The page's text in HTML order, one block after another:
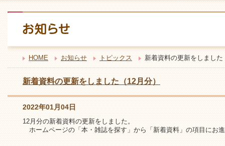
HOME お知らせ トピックス 新着資料の更新をしました
新着資料の更新をしました（12月分）
2022年01月04日
12月分の新着資料の更新をしました。
ホームページの「本・雑誌を探す」から「新着資料」の項目にお